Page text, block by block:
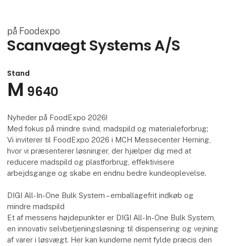
på Foodexpo
Scanvaegt Systems A/S
Stand
M 9640
Nyheder på FoodExpo 2026!
Med fokus på mindre svind, madspild og materialeforbrug;
Vi inviterer til FoodExpo 2026 i MCH Messecenter Herning,
hvor vi præsenterer løsninger, der hjælper dig med at
reducere madspild og plastforbrug, effektivisere
arbejdsgange og skabe en endnu bedre kundeoplevelse.
DIGI All-In-One Bulk System – emballagefrit indkøb og
mindre madspild
Et af messens højdepunkter er DIGI All-In-One Bulk System,
en innovativ selvbetjeningsløsning til dispensering og vejning
af varer i løsvægt. Her kan kunderne nemt fylde præcis den